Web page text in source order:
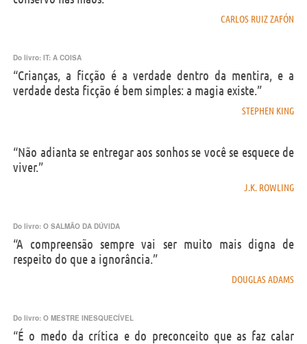
CARLOS RUIZ ZAFÓN
Do livro: IT: A COISA
“Crianças, a ficção é a verdade dentro da mentira, e a
verdade desta ficção é bem simples: a magia existe.”
STEPHEN KING
“Não adianta se entregar aos sonhos se você se esquece de
viver.”
J.K. ROWLING
Do livro: O SALMÃO DA DÚVIDA
“A compreensão sempre vai ser muito mais digna de
respeito do que a ignorância.”
DOUGLAS ADAMS
Do livro: O MESTRE INESQUECÍVEL
“É o medo da crítica e do preconceito que as faz calar